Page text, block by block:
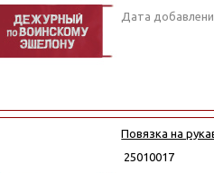
Дата
Повязка на
25010017